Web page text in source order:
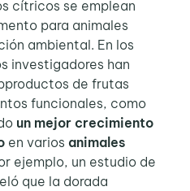
cítricos se emplean
para animales
ambiental. En los
investigadores han
de frutas
funcionales, como
un mejor crecimiento
en varios animales
ejemplo, un estudio de
que la dorada